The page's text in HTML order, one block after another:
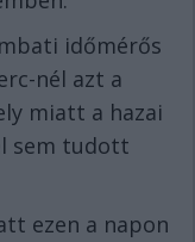
időmérős
nél azt a
miatt a hazai
sem tudott
ezen a napon